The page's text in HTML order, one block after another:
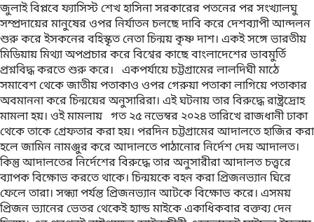
জুলাই বিপ্লবে ফ্যাসিস্ট শেখ হাসিনা সরকারের পতনের পর সংখ্যালঘু
সম্প্রদায়ের মানুষের ওপর নির্যাতন চলছে দাবি করে দেশব্যাপী আন্দলন
শুরু করে ইসকনের বহিস্কৃত নেতা চিন্ময় কৃষ্ণ দাশ। একই সঙ্গে ভারতীয়
মিডিয়ায় মিথ্যা অপপ্রচার করে বিশ্বের কাছে বাংলাদেশের ভাবমুর্তি
প্রশ্নবিদ্ধ করতে শুরু করে। একপর্যায়ে চট্টগ্রামের লালদিঘী মাঠে
সমাবেশ থেকে জাতীয় পতাকাও ওপর গেরুয়া পতাকা লাগিয়ে পতাকার
অবমাননা করে চিন্ময়ের অনুসারিরা। এই ঘটনায় তার বিরুদ্ধে রাষ্ট্রদ্রোহ
মামলা হয়। ওই মামলায় গত ২৫ নভেম্বর ২০২৪ তারিখে রাজধানী ঢাকা
থেকে তাকে গ্রেফতার করা হয়। পরদিন চট্টগ্রামের আদালতে হাজির করা
হলে জামিন নামঞ্জুর করে আদালতে পাঠানোর নির্দেশ দেয় আদালত।
কিন্তু আদালতের নির্দেশের বিরুদ্ধে তার অনুসারীরা আদালত চত্ত্বরে
ব্যাপক বিক্ষোভ করতে থাকে। চিন্ময়কে বহন করা প্রিজনভ্যান ঘিরে
ফেলে তারা। সন্ধ্যা পর্যন্ত প্রিজনভ্যান আটকে বিক্ষোভ করে। এসময়
প্রিজন ভ্যানের ভেতর থেকেই হ্যান্ড মাইকে একাধিকবার বক্তব্য দেন